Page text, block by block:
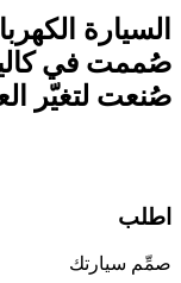
السيارة
صُممت في
صُنعت لتغيّر
اطلب
صمِّم سيارتك